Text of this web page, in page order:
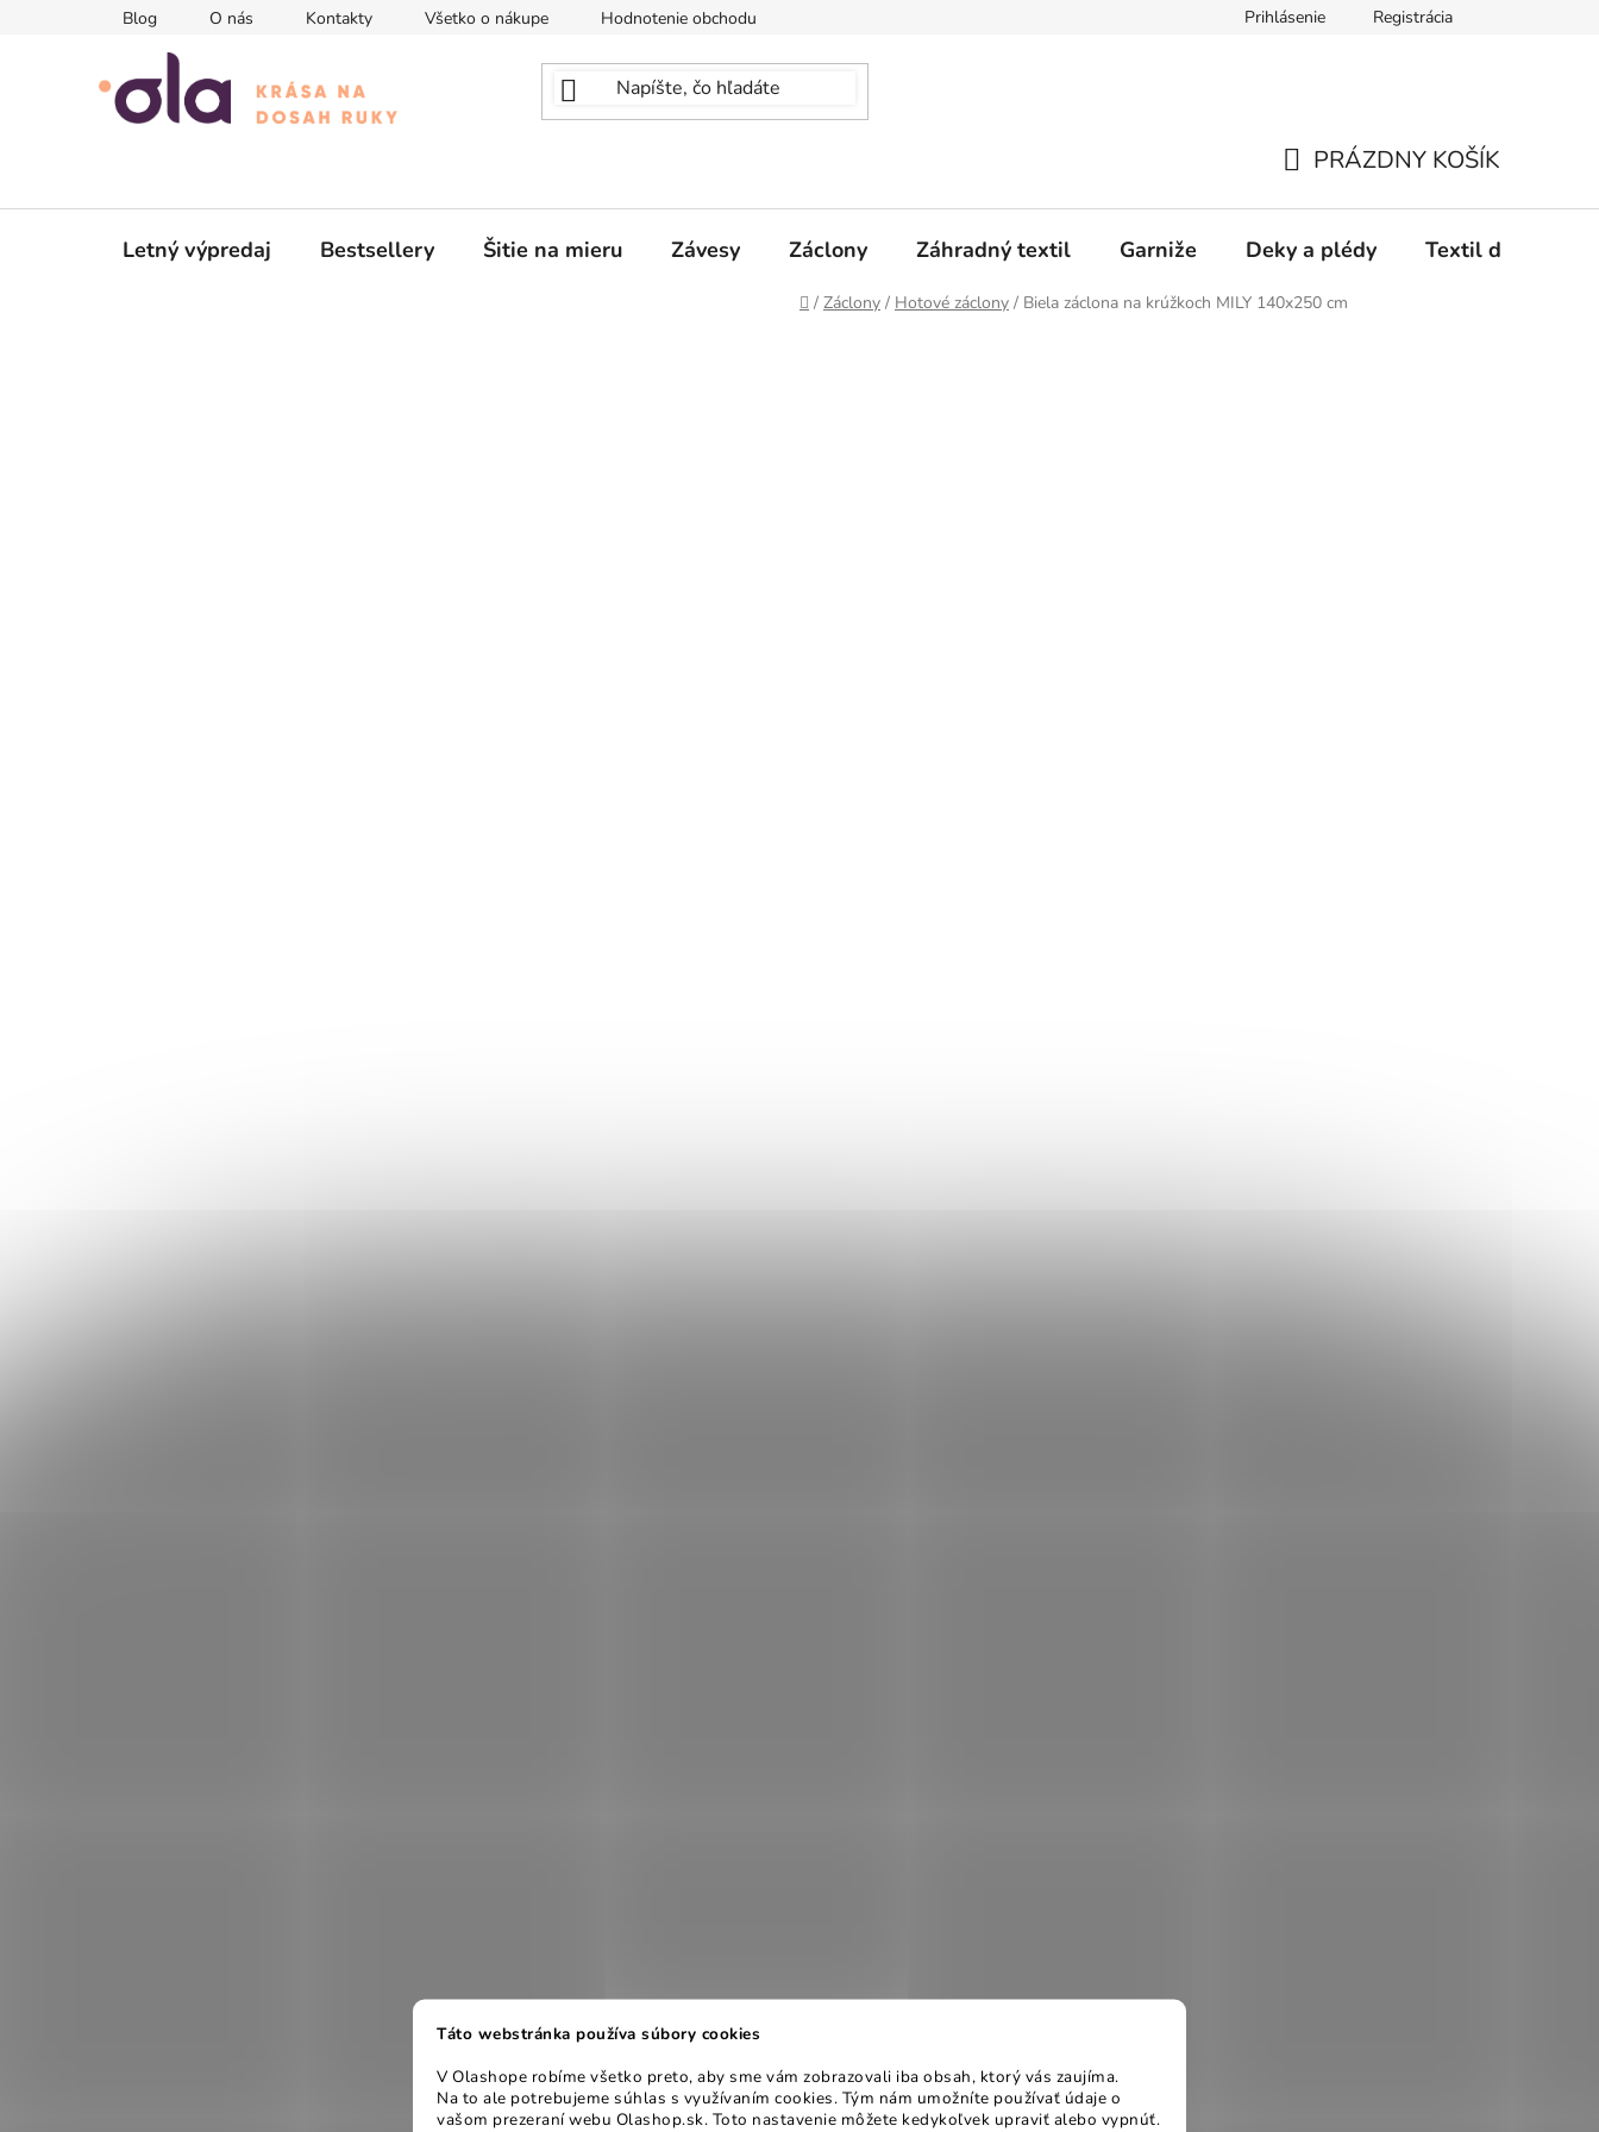
Táto webstránka používa súbory cookies
V Olashope robíme všetko preto, aby sme vám zobrazovali iba obsah, ktorý vás zaujíma.
Na to ale potrebujeme súhlas s využívaním cookies. Tým nám umožníte používať údaje o
vašom prezeraní webu Olashop.sk. Toto nastavenie môžete kedykoľvek upraviť alebo vypnúť.
Blog O nás Kontakty Všetko o nákupe Hodnotenie obchodu Prihlásenie Registrácia
KOŠÍK
PRÁZDNY KOŠÍK
Letný výpredaj Bestsellery Šitie na mieru Závesy Záclony Záhradný textil Garniže Deky a plédy Textil do spálne
Domov
/ Záclony / Hotové záclony / Biela záclona na krúžkoch MILY 140x250 cm